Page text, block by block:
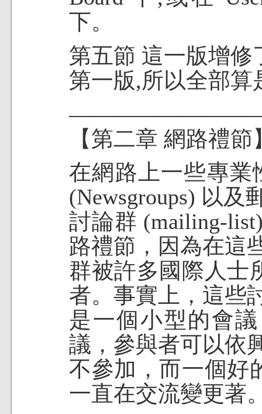
下。
第五節 這一版增修
第一版,所以全部算
【第二章 網路禮節
在網路上一些專業
(Newsgroups) 以及
討論群 (mailing-
路禮節，因為在這
群被許多國際人士
者。事實上，這些
是一個小型的會
議，參與者可以依
不參加，而一個好
一直在交流變更著